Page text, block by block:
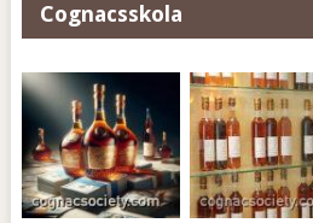
Cognacsskola